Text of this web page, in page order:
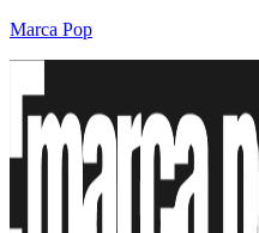
Marca Pop